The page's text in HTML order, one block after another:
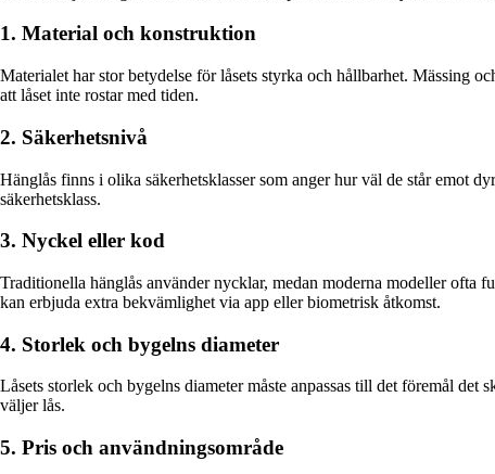
1. Material och konstruktion
Materialet har stor betydelse för låsets styrka och hållbarhet. Mässing
att låset inte rostar med tiden.
2. Säkerhetsnivå
Hänglås finns i olika säkerhetsklasser som anger hur väl de står emot
säkerhetsklass.
3. Nyckel eller kod
Traditionella hänglås använder nycklar, medan moderna modeller
kan erbjuda extra bekvämlighet via app eller biometrisk åtkomst.
4. Storlek och bygelns diameter
Låsets storlek och bygelns diameter måste anpassas till det föremål
väljer lås.
5. Pris och användningsområde